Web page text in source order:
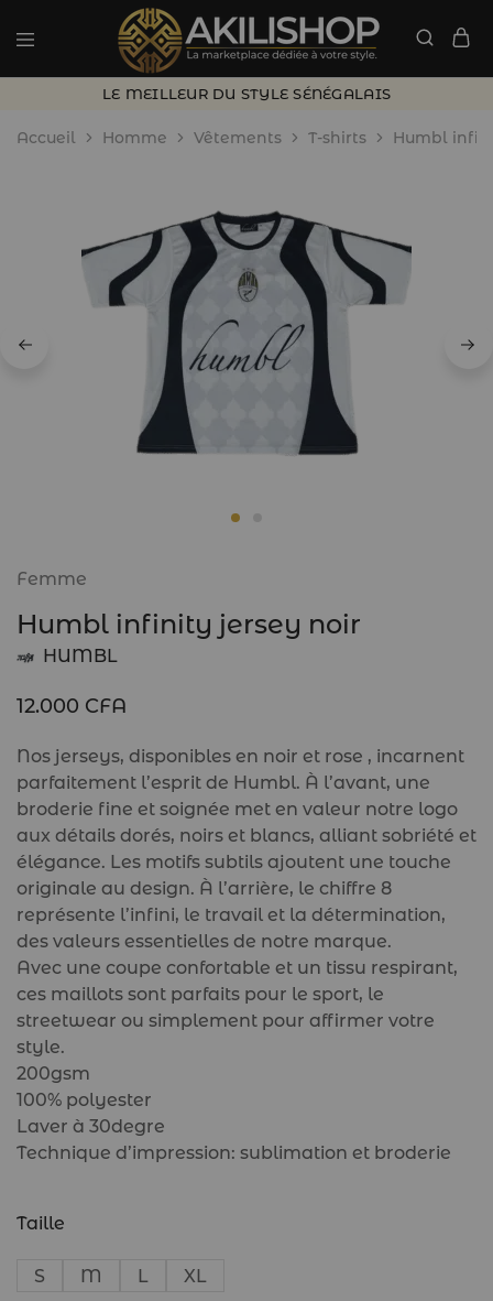
LE MEILLEUR DU STYLE SÉNÉGALAIS
Accueil Homme Vêtements T-shirts Humbl
Femme
Humbl infinity jersey noir
HUMBL
12.000 CFA
Nos jerseys, disponibles en noir et rose , incarnent
parfaitement l’esprit de Humbl. À l’avant, une
broderie fine et soignée met en valeur notre logo
aux détails dorés, noirs et blancs, alliant sobriété et
élégance. Les motifs subtils ajoutent une touche
originale au design. À l’arrière, le chiffre 8
représente l’infini, le travail et la détermination,
des valeurs essentielles de notre marque.
Avec une coupe confortable et un tissu respirant,
ces maillots sont parfaits pour le sport, le
streetwear ou simplement pour affirmer votre
style.
200gsm
100% polyester
Laver à 30degre
Technique d’impression: sublimation et broderie
Taille
S M L XL